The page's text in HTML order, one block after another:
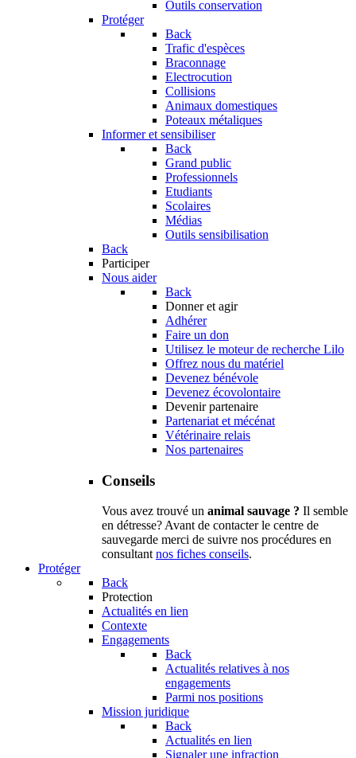
Outils conservation
Protéger
Back
Trafic d'espèces
Braconnage
Electrocution
Collisions
Animaux domestiques
Poteaux métaliques
Informer et sensibiliser
Back
Grand public
Professionnels
Etudiants
Scolaires
Médias
Outils sensibilisation
Back
Participer
Nous aider
Back
Donner et agir
Adhérer
Faire un don
Utilisez le moteur de recherche Lilo
Offrez nous du matériel
Devenez bénévole
Devenez écovolontaire
Devenir partenaire
Partenariat et mécénat
Vétérinaire relais
Nos partenaires
Conseils
Vous avez trouvé un animal sauvage ? Il semble
en détresse? Avant de contacter le centre de
sauvegarde merci de suivre nos procédures en
consultantnos fiches conseils.
Protéger
Back
Protection
Actualités en lien
Contexte
Engagements
Back
Actualités relatives à nos
engagements
Parmi nos positions
Mission juridique
Back
Actualités en lien
Signaler une infraction